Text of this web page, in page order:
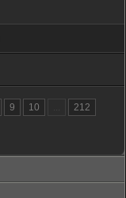
9 10 ...
212